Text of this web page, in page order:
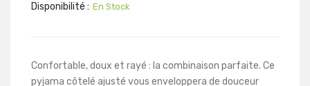
Disponibilité : En Stock
Confortable, doux et rayé : la combinaison parfaite. Ce
pyjama côtelé ajusté vous enveloppera de douceur